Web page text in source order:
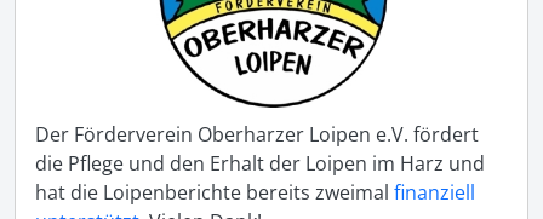
Der Förderverein Oberharzer Loipen e.V. fördert
die Pflege und den Erhalt der Loipen im Harz und
hat die Loipenberichte bereits zweimal finanziell